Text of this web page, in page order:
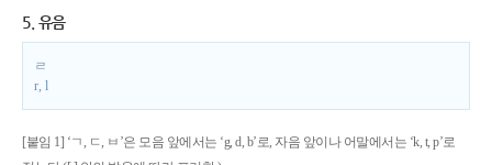
5. 유음
ㄹ
r, l
[붙임 1] ‘ㄱ, ㄷ, ㅂ’은 모음 앞에서는 ‘g, d, b’로, 자음 앞이나 어말에서는 ‘k, t, p’로